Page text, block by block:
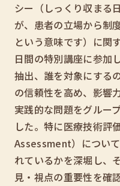
シー（しっくり収まる
が、患者の立場から制
という意味です）に
日間の特別講座に参加
抽出、誰を対象にする
の信頼性を高め、影響
実践的な問題をグルー
した。特に医療技術
Assessment）につい
れているかを深堀し、
見・視点の重要性を確